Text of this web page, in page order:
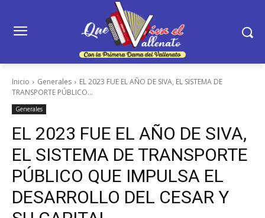
Inicio Generales
EL 2023 FUE EL AÑO DE SIVA, EL SISTEMA DE
TRANSPORTE PÚBLICO...
Generales
EL 2023 FUE EL AÑO DE SIVA,
EL SISTEMA DE TRANSPORTE
PÚBLICO QUE IMPULSA EL
DESARROLLO DEL CESAR Y